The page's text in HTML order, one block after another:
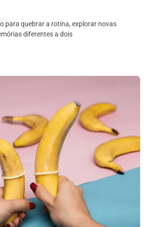
para quebrar a rotina, explorar novas
diferentes a dois